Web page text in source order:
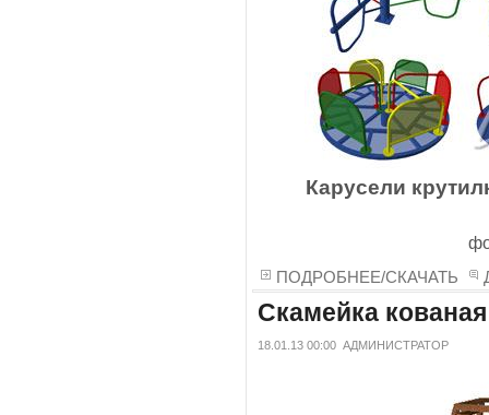
Карусели
ПОДРОБНЕЕ/СКАЧАТЬ
Скамейка
18.01.13 00:00 АДМИНИСТРАТОР